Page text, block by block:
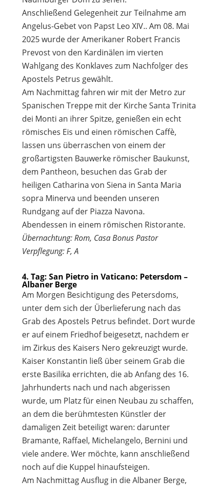
Anschließend Gelegenheit zur Teilnahme am
Angelus-Gebet von Papst Leo XIV.. Am 08. Mai
2025 wurde der Amerikaner Robert Francis
Prevost von den Kardinälen im vierten
Wahlgang des Konklaves zum Nachfolger des
Apostels Petrus gewählt.
Am Nachmittag fahren wir mit der Metro zur
Spanischen Treppe mit der Kirche Santa Trinita
dei Monti an ihrer Spitze, genießen ein echt
römisches Eis und einen römischen Caffè,
lassen uns überraschen von einem der
großartigsten Bauwerke römischer Baukunst,
dem Pantheon, besuchen das Grab der
heiligen Catharina von Siena in Santa Maria
sopra Minerva und beenden unseren
Rundgang auf der Piazza Navona.
Abendessen in einem römischen Ristorante.
Übernachtung: Rom, Casa Bonus Pastor
Verpflegung: F, A
4. Tag: San Pietro in Vaticano: Petersdom –
Albaner Berge
Am Morgen Besichtigung des Petersdoms,
unter dem sich der Überlieferung nach das
Grab des Apostels Petrus befindet. Dort wurde
er auf einem Friedhof beigesetzt, nachdem er
im Zirkus des Kaisers Nero gekreuzigt wurde.
Kaiser Konstantin ließ über seinem Grab die
erste Basilika errichten, die ab Anfang des 16.
Jahrhunderts nach und nach abgerissen
wurde, um Platz für einen Neubau zu schaffen,
an dem die berühmtesten Künstler der
damaligen Zeit beteiligt waren: darunter
Bramante, Raffael, Michelangelo, Bernini und
viele andere. Wer möchte, kann anschließend
noch auf die Kuppel hinaufsteigen.
Am Nachmittag Ausflug in die Albaner Berge,